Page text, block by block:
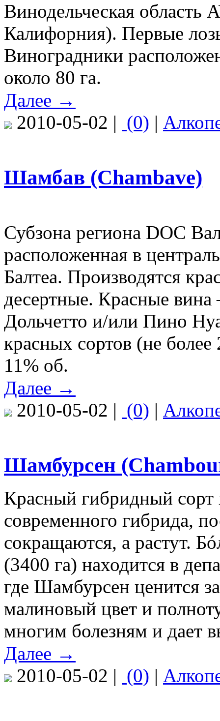
Винодельческая область
Калифорния). Первые
Виноградники
около 80 га.
Далее →
2010-05-02 | (0) |
Шамбав (Chambave)
Субзона региона DOC
расположенная в
Балтеа. Производятся
десертные. Красные
Дольчетто и/или Пино
красных сортов (не
11% об.
Далее →
2010-05-02 | (0) |
Шамбурсен
Красный гибридный
современного гибрида,
сокращаются, а растут.
(3400 га) находится в
где Шамбурсен ценится
малиновый цвет и
многим болезням и дает
Далее →
2010-05-02 | (0) |